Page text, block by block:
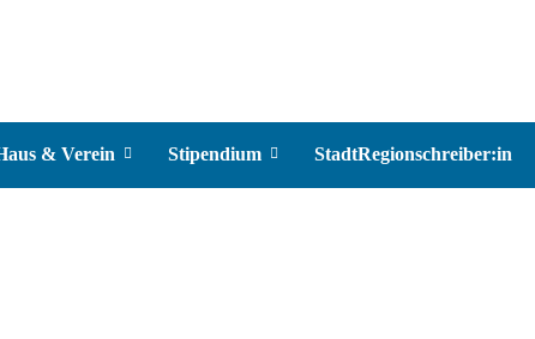
& Verein Stipendium StadtRegionschreiber:in